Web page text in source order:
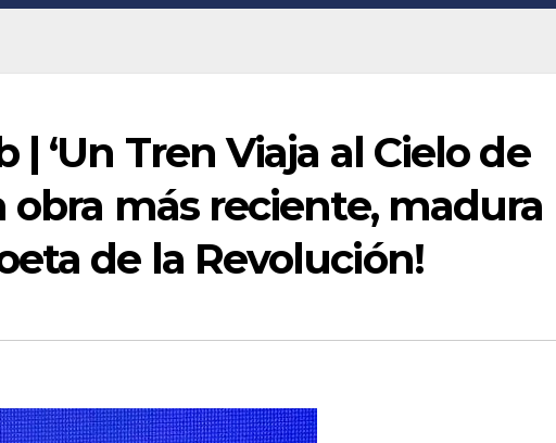
‘Un Tren Viaja al Cielo de
obra más reciente, madura
de la Revolución!